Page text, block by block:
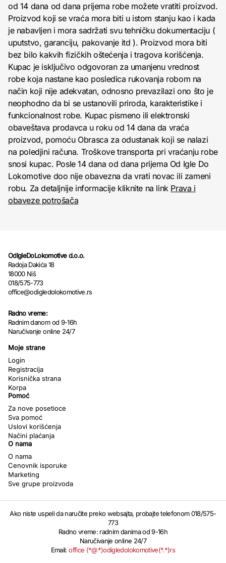
od 14 dana od dana prijema robe možete vratiti proizvod.
Proizvod koji se vraća mora biti u istom stanju kao i kada
je nabavljen i mora sadržati svu tehničku dokumentaciju (
uputstvo, garanciju, pakovanje itd ). Proizvod mora biti
bez bilo kakvih fizičkih oštećenja i tragova korišćenja.
Kupac je isključivo odgovoran za umanjenu vrednost
robe koja nastane kao posledica rukovanja robom na
način koji nije adekvatan, odnosno prevazilazi ono što je
neophodno da bi se ustanovili priroda, karakteristike i
funkcionalnost robe. Kupac pismeno ili elektronski
obaveštava prodavca u roku od 14 dana da vraća
proizvod, pomoću Obrasca za odustanak koji se nalazi
na poledjini računa. Troškove transporta pri vraćanju robe
snosi kupac. Posle 14 dana od dana prijema Od Igle Do
Lokomotive doo nije obavezna da vrati novac ili zameni
robu. Za detaljnije informacije kliknite na link Prava i
obaveze potrošača
OdIgleDoLokomotive d.o.o.
Radoja Dakića 18
18000 Niš
018/575-773
office@odigledolokomotive.rs
Radno vreme:
Radnim danom od 9-16h
Naručivanje online 24/7
Moje strane
Login
Registracija
Korisnička strana
Korpa
Pomoć
Za nove posetioce
Sva pomoć
Uslovi korišćenja
Načini plaćanja
O nama
O nama
Cenovnik isporuke
Marketing
Sve grupe proizvoda
Ako niste uspeli da naručite preko websajta, probajte telefonom 018/575-
773
Radno vreme: radnim danima od 9-16h
Naručivanje online 24/7
Email:office (*@*)odigledolokomotive(*.*)rs